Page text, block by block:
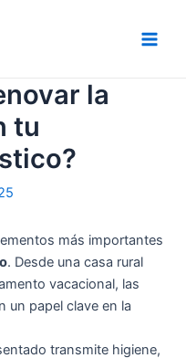
la
tu
más importantes
. Desde una casa rural
vacacional, las
un papel clave en la
transmite higiene,